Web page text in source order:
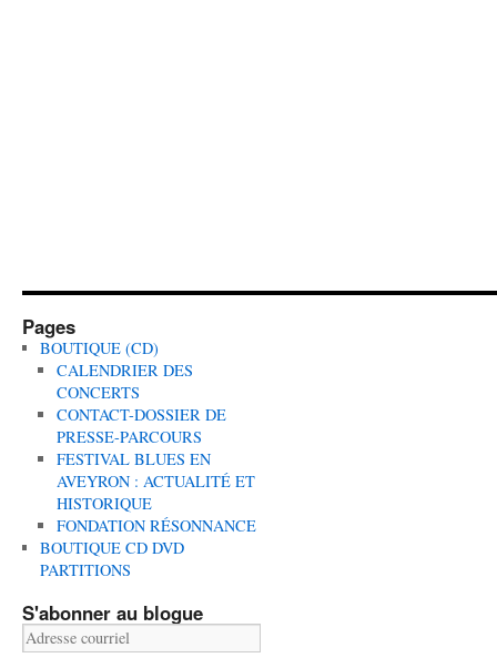
Pages
BOUTIQUE (CD)
CALENDRIER DES
CONCERTS
CONTACT-DOSSIER DE
PRESSE-PARCOURS
FESTIVAL BLUES EN
AVEYRON : ACTUALITÉ ET
HISTORIQUE
FONDATION RÉSONNANCE
BOUTIQUE CD DVD
PARTITIONS
S'abonner au blogue
Adresse
courriel